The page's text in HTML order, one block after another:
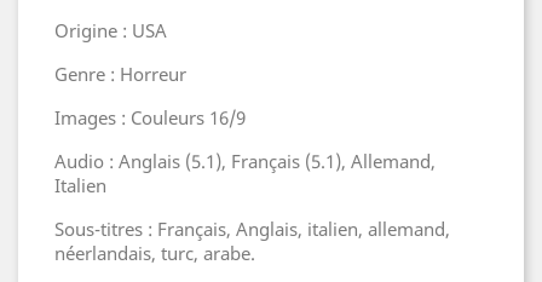
Origine : USA
Genre : Horreur
Images : Couleurs 16/9
Audio : Anglais (5.1), Français (5.1), Allemand,
Italien
Sous-titres : Français, Anglais, italien, allemand,
néerlandais, turc, arabe.